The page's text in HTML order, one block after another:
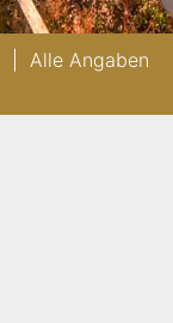
| Alle Angaben